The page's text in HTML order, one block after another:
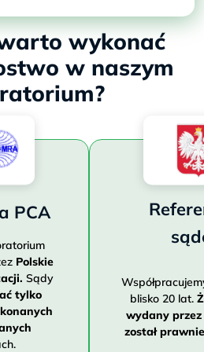
wykonać
w naszym
PCA
Polskie
Sądy
tylko
blisko 20 lat.
wydany
został